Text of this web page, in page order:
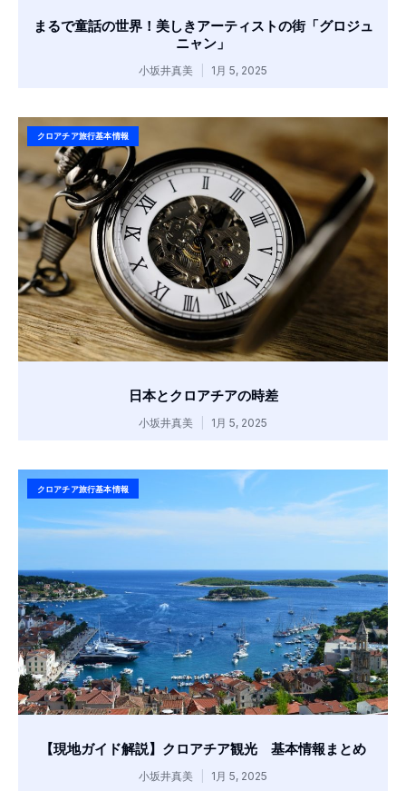
まるで童話の世界！美しきアーティストの街「グロジュ
ニャン」
小坂井真美 1月 5, 2025
クロアチア旅行基本情報
日本とクロアチアの時差
小坂井真美 1月 5, 2025
クロアチア旅行基本情報
【現地ガイド解説】クロアチア観光 基本情報まとめ
小坂井真美 1月 5, 2025